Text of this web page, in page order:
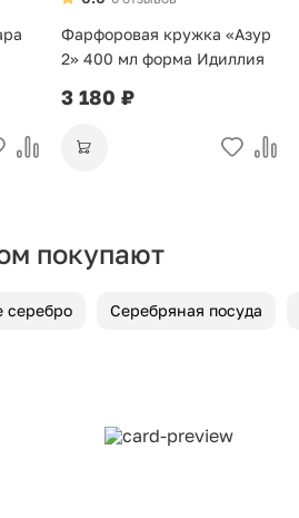
Фарфоровая кружка «Азур
2» 400 мл форма Идиллия
3 180 ₽
покупают
серебро Серебряная посуда